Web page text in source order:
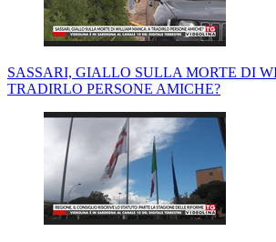
SASSARI, GIALLO SULLA MORTE DI
TRADIRLO PERSONE AMICHE?